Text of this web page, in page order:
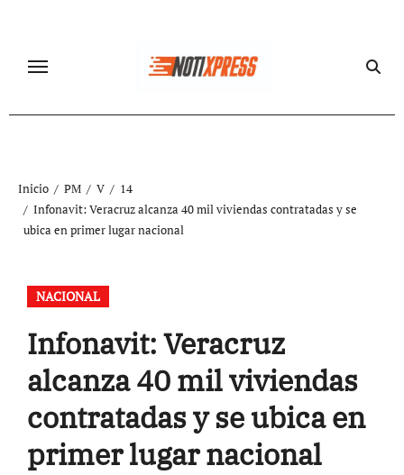
contenido
Inicio PM V
14
Infonavit: Veracruz alcanza 40 mil viviendas contratadas y se
ubica en primer lugar nacional
NACIONAL
Infonavit: Veracruz
alcanza 40 mil viviendas
contratadas y se ubica en
primer lugar nacional